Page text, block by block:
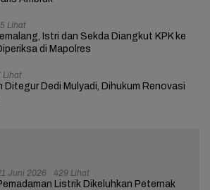
Lihat
Istri dan Sekda Diangkut KPK ke
di Mapolres
Lihat
Ditegur Dedi Mulyadi, Dihukum Renovasi
Juni 2026 429 Lihat
Listrik Dikeluhkan Peternak